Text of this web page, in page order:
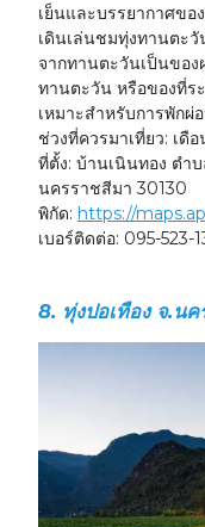
เย็นและบรรยากาศขอ
เดินเล่นชมทุ่งทานตะ
จากทานตะวันเป็นขอ
ทานตะวัน หรือของที่ร
เหมาะสำหรับการพักผ่
ช่วงที่ควรมาเที่ยว: เดื
ที่ตั้ง: บ้านเนินทอง ตำบ
นครราชสีมา 30130
พิกัด: https://
เบอร์ติดต่อ: 095-523-
8. ทุ่งปอเทือง จ.นค